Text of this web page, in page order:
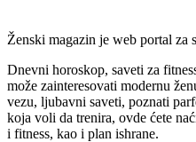
Ženski magazin je web portal za
Dnevni horoskop, saveti za
može zainteresovati modernu
vezu, ljubavni saveti, poznati
koja voli da trenira, ovde ćete
i fitness, kao i plan ishrane.